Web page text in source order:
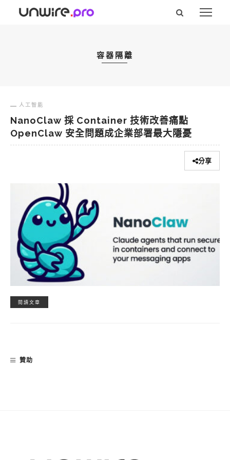
容器隔離
人工智能
NanoClaw 採 Container 技術改善痛點
OpenClaw 安全問題成企業部署最大隱憂
分享
閱讀文章
贊助